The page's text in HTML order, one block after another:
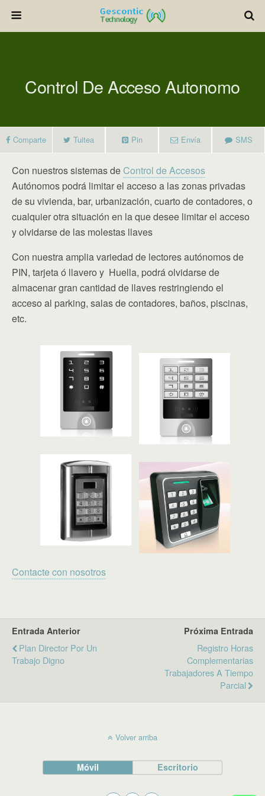
Control De Acceso Autonomo
Comparte Tuitea Pin Envía SMS
Con nuestros sistemas de Control de Accesos
Autónomos podrá limitar el acceso a las zonas privadas
de su vivienda, bar, urbanización, cuarto de contadores, o
cualquier otra situación en la que desee limitar el acceso
y olvidarse de las molestas llaves
Con nuestra amplia variedad de lectores autónomos de
PIN, tarjeta ó llavero y Huella, podrá olvidarse de
almacenar gran cantidad de llaves restringiendo el
acceso al parking, salas de contadores, baños, piscinas,
etc.
Contacte con nosotros
Entrada Anterior
Plan Director Por Un
Trabajo Digno
Próxima Entrada
Registro Horas
Complementarias
Trabajadores A Tiempo
Parcial
Volver arriba
Móvil Escritorio